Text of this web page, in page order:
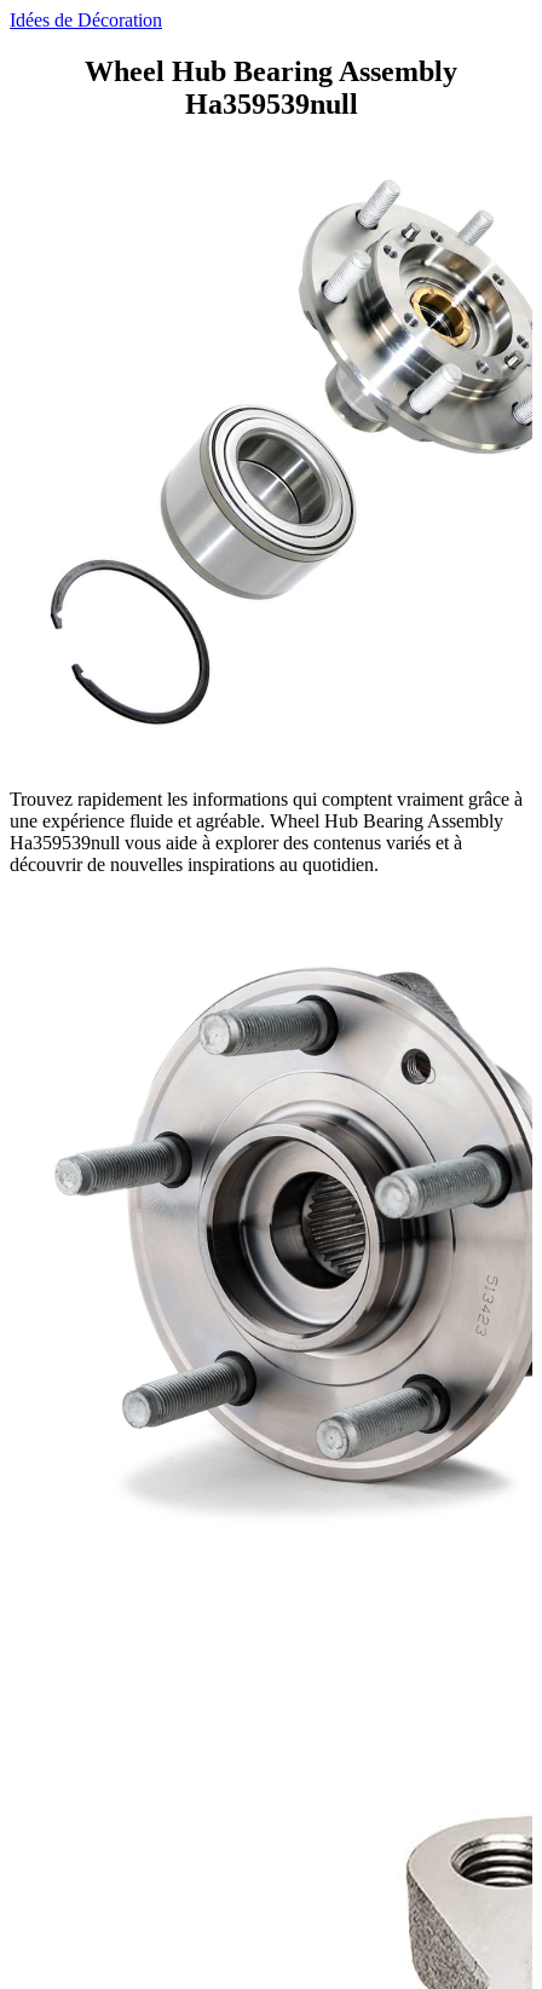
Idées de Décoration
Wheel Hub Bearing Assembly
Ha359539null
Trouvez rapidement les informations qui comptent vraiment grâce à
une expérience fluide et agréable. Wheel Hub Bearing Assembly
Ha359539null vous aide à explorer des contenus variés et à
découvrir de nouvelles inspirations au quotidien.